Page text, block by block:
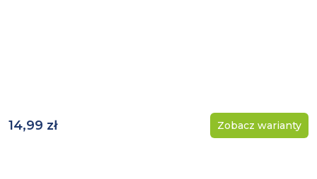
14,99 zł Zobacz warianty